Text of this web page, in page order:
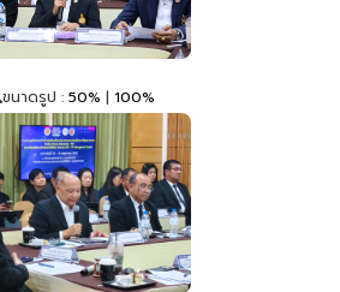
ขนาดรูป : 50% | 100%